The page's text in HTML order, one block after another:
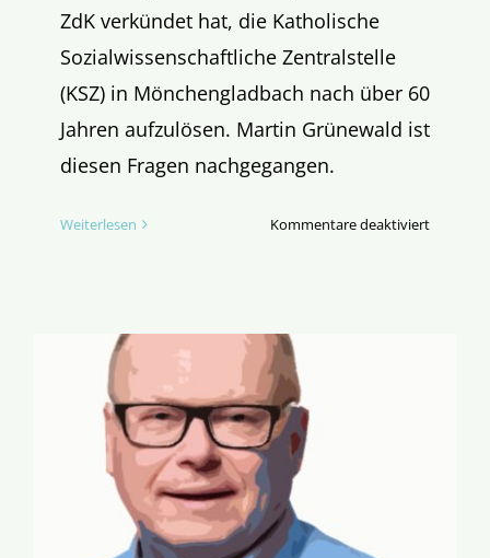
ZdK verkündet hat, die Katholische
Sozialwissenschaftliche Zentralstelle
(KSZ) in Mönchengladbach nach über 60
Jahren aufzulösen. Martin Grünewald ist
diesen Fragen nachgegangen.
Weiterlesen Kommentare deaktiviertfür